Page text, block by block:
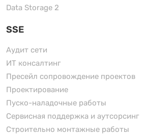
Data Storage 2
SSE
Аудит сети
ИТ консалтинг
Пресейл сопровождение проектов
Проектирование
Пуско-наладочные работы
Сервисная поддержка и аутсорсинг
Строительно монтажные работы